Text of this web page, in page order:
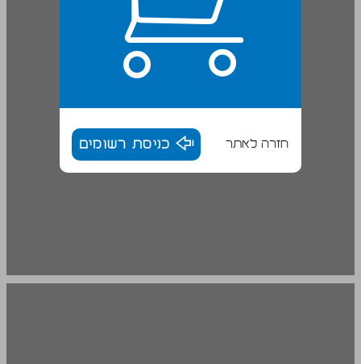
חזרה לאתר כניסת רשומים